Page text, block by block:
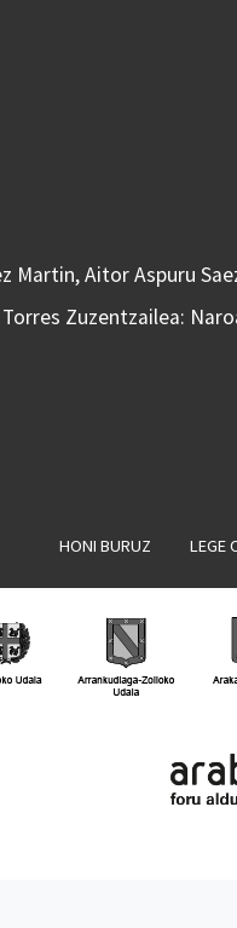
Martin, Aitor Aspuru
Torres Zuzentzailea:
HONI BURUZ LEGE